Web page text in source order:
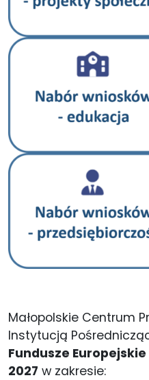
Małopolskie Centrum
Instytucją
Fundusze
2027 w zakresie: